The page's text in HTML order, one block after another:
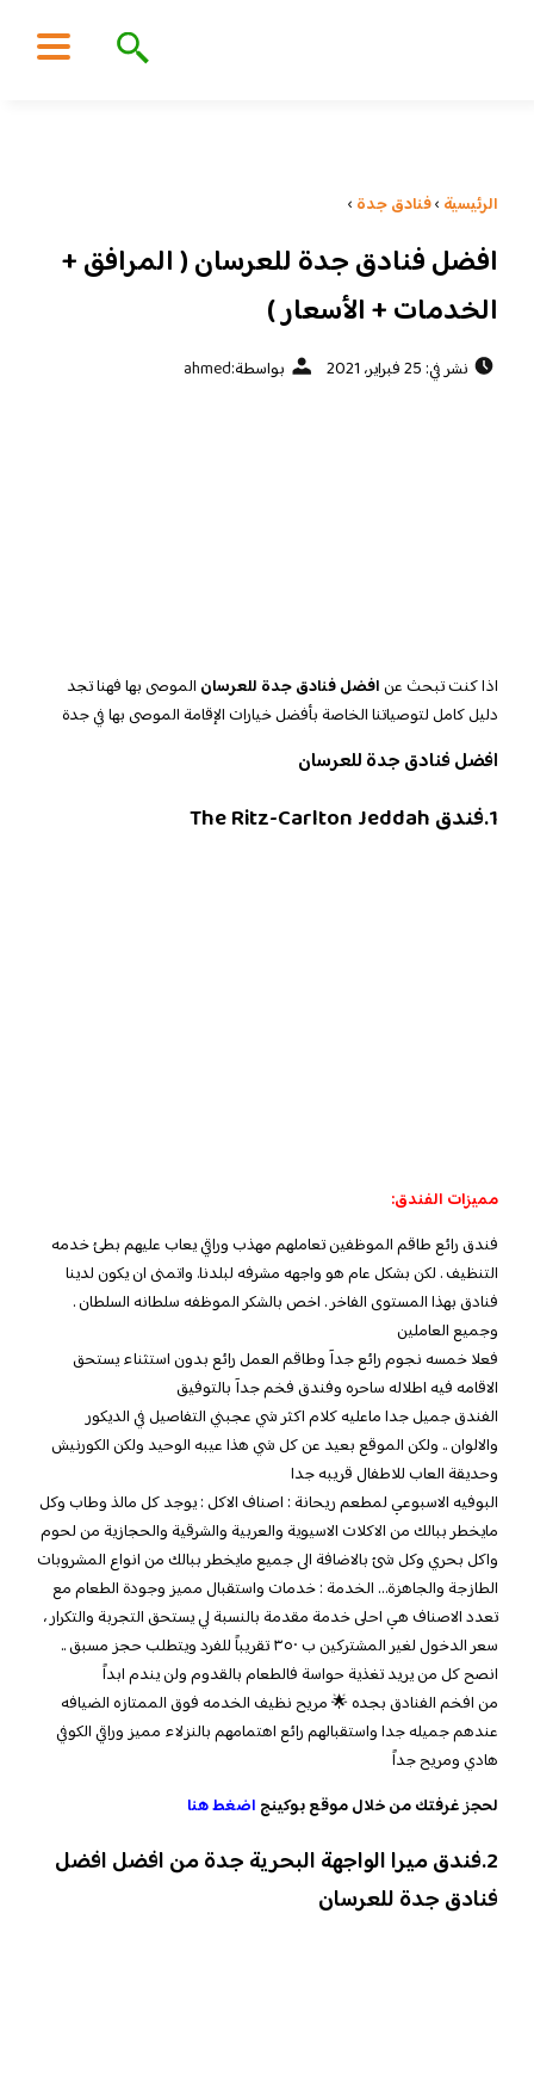
الرئيسية ›فنادق جدة ›
افضل فنادق جدة للعرسان ( المرافق +
الخدمات + الأسعار )
نشر في: 25 فبراير، 2021 بواسطة:ahmed
اذا كنت تبحث عنافضل فنادق جدة للعرسان الموصى بها فهنا تجد
دليل كامل لتوصياتنا الخاصة بأفضل خيارات الإقامة الموصى بها في جدة
افضل فنادق جدة للعرسان
1.فندق The Ritz-Carlton Jeddah
مميزات الفندق:
فندق رائع طاقم الموظفين تعاملهم مهذب وراقي يعاب عليهم بطئ خدمه
التنظيف . لكن بشكل عام هو واجهه مشرفه لبلدنا. واتمنى ان يكون لدينا
فنادق بهذا المستوى الفاخر . اخص بالشكر الموظفه سلطانه السلطان .
وجميع العاملين
فعلا خمسه نجوم رائع جدآ وطاقم العمل رائع بدون استثناء يستحق
الاقامه فيه اطلاله ساحره وفندق فخم جدآ بالتوفيق
الفندق جميل جدا ماعليه كلام اكثر شي عجبني التفاصيل في الديكور
والالوان .. ولكن الموقع بعيد عن كل شي هذا عيبه الوحيد ولكن الكورنيش
وحديقة العاب للاطفال قريبه جدا
البوفيه الاسبوعي لمطعم ريحانة : اصناف الاكل : يوجد كل مالذ وطاب وكل
مايخطر ببالك من الاكلات الاسيوية والعربية والشرقية والحجازية من لحوم
واكل بحري وكل شئ بالاضافة الى جميع مايخطر ببالك من انواع المشروبات
الطازجة والجاهزة… الخدمة : خدمات واستقبال مميز وجودة الطعام مع
تعدد الاصناف هي احلى خدمة مقدمة بالنسبة لي يستحق التجربة والتكرار ،
سعر الدخول لغير المشتركين ب ٣٥٠ تقريباً للفرد ويتطلب حجز مسبق ..
انصح كل من يريد تغذية حواسة فالطعام بالقدوم ولن يندم ابداً
من افخم الفنادق بجده 🌟 مريح نظيف الخدمه فوق الممتازه الضيافه
عندهم جميله جدا واستقبالهم رائع اهتمامهم بالنزلاء مميز وراقي الكوفي
هادي ومريح جداً
لحجز غرفتك من خلال موقع بوكينج اضغط هنا
2.فندق ميرا الواجهة البحرية جدة من افضل افضل
فنادق جدة للعرسان